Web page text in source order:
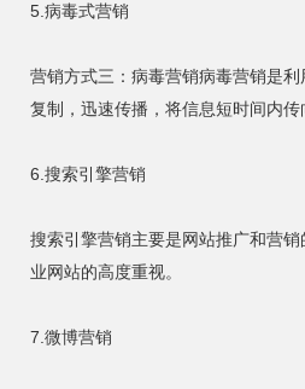
5.病毒式营销
营销方式三：病毒营销病毒营销是
复制，迅速传播，将信息短时间内
6.搜索引擎营销
搜索引擎营销主要是网站推广和营
业网站的高度重视。
7.微博营销